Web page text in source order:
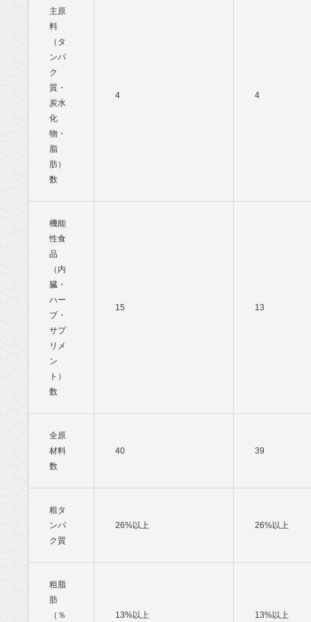
主原
料
（タ
ンパ
ク
質・
炭水
化
物・
脂
肪）
数
4 4
機能
性食
品
（内
臓・
ハー
ブ・
サプ
リメ
ン
ト）
数
15 13
全原
材料
数
40 39
粗タ
ンパ
ク質
26%以上 26%以上
粗脂
肪
（％
13%以上 13%以上